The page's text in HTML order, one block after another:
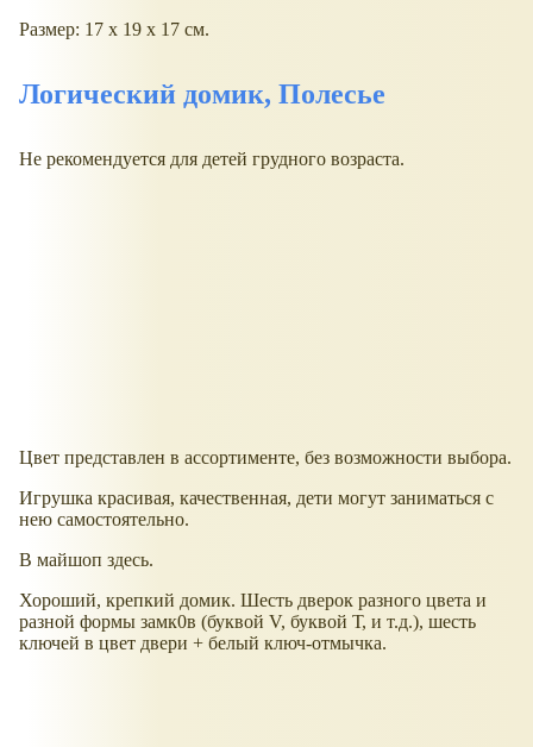
Размер: 17 х 19 х 17 см.
Логический домик, Полесье
Не рекомендуется для детей грудного возраста.
Цвет представлен в ассортименте, без возможности выбора.
Игрушка красивая, качественная, дети могут заниматься с
нею самостоятельно.
В майшоп здесь.
Хороший, крепкий домик. Шесть дверок разного цвета и
разной формы замк0в (буквой V, буквой Т, и т.д.), шесть
ключей в цвет двери + белый ключ-отмычка.